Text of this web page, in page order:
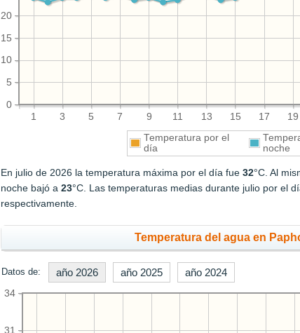
1 3 5 7 9 11 13 15 17 19
0
5
10
15
20
Temperatura por el
día
noche
En julio de 2026 la temperatura máxima por el día fue32°C. Al
noche bajó a23°C. Las temperaturas medias durante julio por el
respectivamente.
Temperatura del agua en
Datos de: año 2026 año 2025 año 2024
31
34